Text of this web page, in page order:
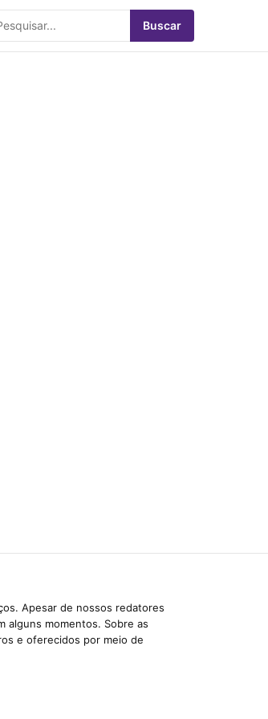
Buscar
Apesar de nossos redatores
alguns momentos. Sobre as
e oferecidos por meio de